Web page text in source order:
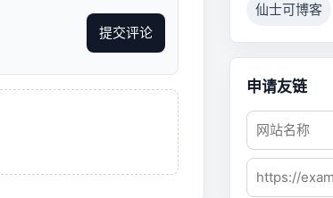
提交评论
仙士可博客
申请友链